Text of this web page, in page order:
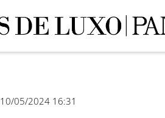
10/05/2024 16:31